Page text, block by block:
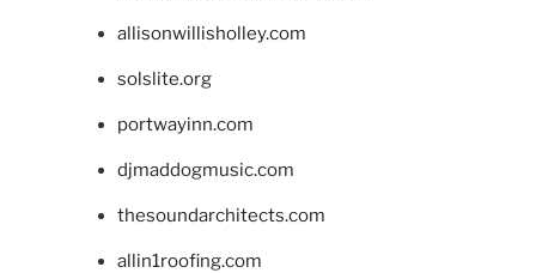
allisonwillisholley.com
solslite.org
portwayinn.com
djmaddogmusic.com
thesoundarchitects.com
allin1roofing.com